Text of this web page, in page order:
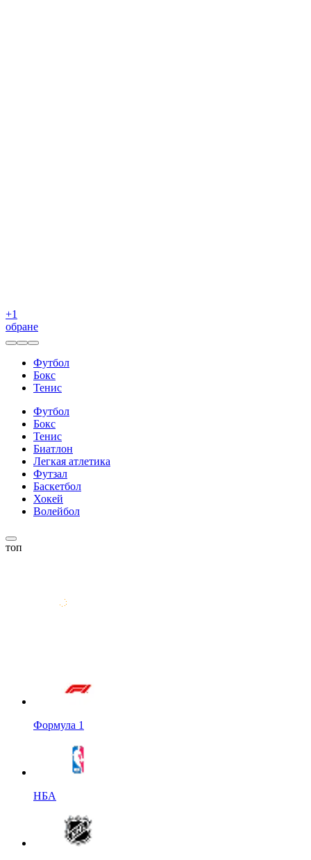
+1
обране
Футбол
Бокс
Тенис
Футбол
Бокс
Тенис
Биатлон
Легкая атлетика
Футзал
Баскетбол
Хокей
Волейбол
топ
Формула 1
НБА